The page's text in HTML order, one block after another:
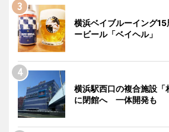
横浜ベイブルーイング
ービール「ベイヘル」
横浜駅西口の複合施設「
に閉館へ 一体開発も